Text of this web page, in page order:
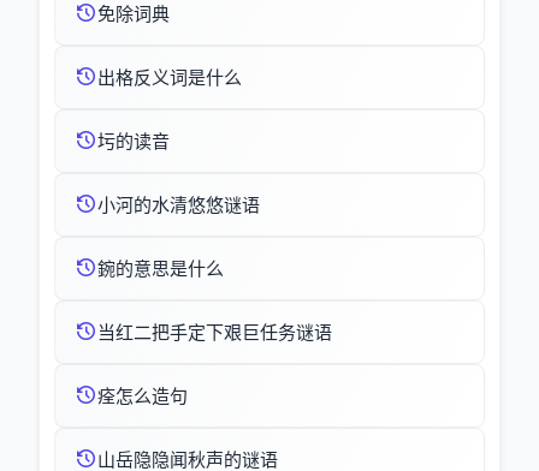
免除词典
出格反义词是什么
圬的读音
小河的水清悠悠谜语
鋺的意思是什么
当红二把手定下艰巨任务谜语
痊怎么造句
山岳隐隐闻秋声的谜语